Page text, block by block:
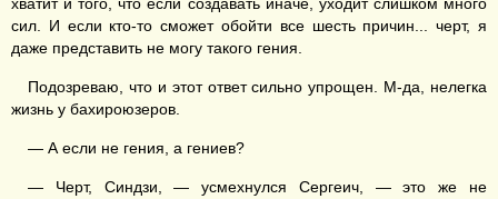
сил. И если кто-то сможет обойти все шесть причин... черт, я
даже представить не могу такого гения.
Подозреваю, что и этот ответ сильно упрощен. М-да, нелегка
жизнь у бахироюзеров.
— А если не гения, а гениев?
— Черт, Синдзи, — усмехнулся Сергеич, — это же не